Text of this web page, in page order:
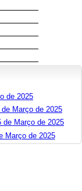
de 2025
de Março de 2025
de Março de 2025
Março de 2025